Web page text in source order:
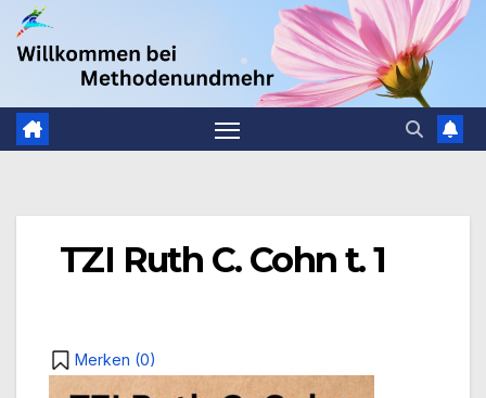
Zum
Inhalt
.
TZI Ruth C. Cohn t. 1
Merken (0)